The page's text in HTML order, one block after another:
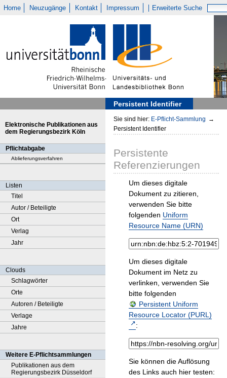
Home Neuzugänge Kontakt Impressum Erweiterte Suche
Persistent Identifier
Elektronische Publikationen aus
dem Regierungsbezirk Köln
Pflichtabgabe
Ablieferungsverfahren
Listen
Titel
Autor / Beteiligte
Ort
Verlag
Jahr
Clouds
Schlagwörter
Orte
Autoren / Beteiligte
Verlage
Jahre
Weitere E-Pflichtsammlungen
Publikationen aus dem
Regierungsbezirk Düsseldorf
Sie sind hier: E-Pflicht-Sammlung →
Persistent Identifier
Persistente
Referenzierungen
Um dieses digitale
Dokument zu zitieren,
verwenden Sie bitte
folgenden Uniform
Resource Name (URN)
Um dieses digitale
Dokument im Netz zu
verlinken, verwenden Sie
bitte folgenden
Persistent Uniform
Resource Locator (PURL)
:
Sie können die Auflösung
des Links auch hier testen: